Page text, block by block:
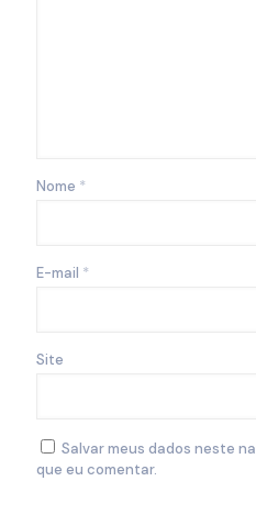
Nome *
E-mail *
Site
Salvar meus dados neste
que eu comentar.